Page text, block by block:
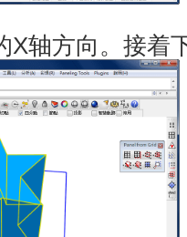
X轴方向。接着